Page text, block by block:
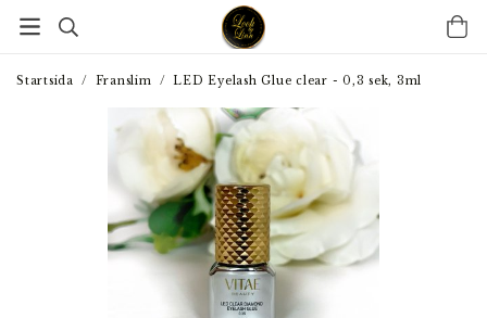
Startsida / Franslim / LED Eyelash Glue clear - 0,3 sek, 3ml